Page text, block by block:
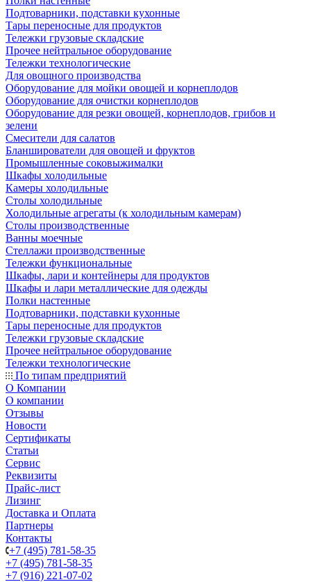
Подтоварники, подставки кухонные
Тары переносные для продуктов
Тележки грузовые складские
Прочее нейтральное оборудование
Тележки технологические
Для овощного производства
Оборудование для мойки овощей и корнеплодов
Оборудование для очистки корнеплодов
Оборудование для резки овощей, корнеплодов, грибов и
зелени
Смесители для салатов
Бланширователи для овощей и фруктов
Промышленные соковыжималки
Шкафы холодильные
Камеры холодильные
Столы холодильные
Холодильные агрегаты (к холодильным камерам)
Столы производственные
Ванны моечные
Стеллажи производственные
Тележки функциональные
Шкафы, лари и контейнеры для продуктов
Шкафы и лари металлические для одежды
Полки настенные
Подтоварники, подставки кухонные
Тары переносные для продуктов
Тележки грузовые складские
Прочее нейтральное оборудование
Тележки технологические
По типам предприятий
О Компании
О компании
Отзывы
Новости
Сертификаты
Статьи
Сервис
Реквизиты
Прайс-лист
Лизинг
Доставка и Оплата
Партнеры
Контакты
+7 (495) 781-58-35
+7 (495) 781-58-35
+7 (916) 221-07-02